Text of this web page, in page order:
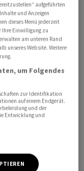
Getreide über
Montagabend
des russischen
Getreide
zu verkaufen.
spielt, werden
Linda
das Abkommen.
aufgeführten
und Anzeigen
dieses Menü jederzeit
Ihre Einwilligung zu
am unteren Rand
unseres Website. Weitere
um Folgendes
zur Identifikation
auf einem Endgerät.
und der
Entwicklung und